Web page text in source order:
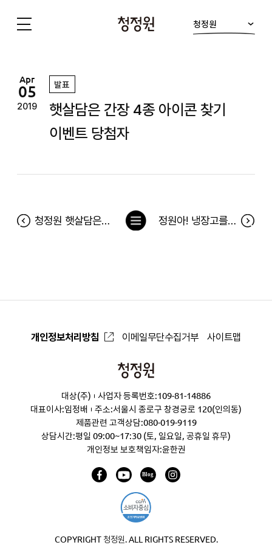
청정원
Apr
05
2019
발표
햇살담은 간장 4종 아이콘 찾기
이벤트 당첨자
청정원 햇살담은 간장 100인의 체험단 이벤트 당첨자 정원아! 냉장고를 채워줘 오픈 2주년 축하 이벤트 당첨자
목
개인정보처리방침 이메일무단수집거부 사이트맵
청
원
대상(주)
사업자 등록번호:109-81-14886
대표이사:임정배
주소:서울시 종로구 창경궁로 120(인의동)
제품관련 고객상담:080-019-9119
상담시간:평일 09:00~17:30 (토, 일요일, 공휴일 휴무)
개인정보 보호책임자:윤한권
COPYRIGHT 청정원. ALL RIGHTS RESERVED.